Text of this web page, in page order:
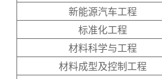
新能源汽车工程
标准化工程
材料科学与工程
材料成型及控制工程